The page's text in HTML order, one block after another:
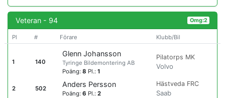
Veteran - 94 Omg:2
Pl # Förare Klubb/Bil
1 140
Glenn Johansson
Tyringe Bildemontering AB
Poäng:8 Pl.:1
Pilatorps MK
Volvo
2 502 Anders Persson
Poäng:6 Pl.:2
Hästveda FRC
Saab